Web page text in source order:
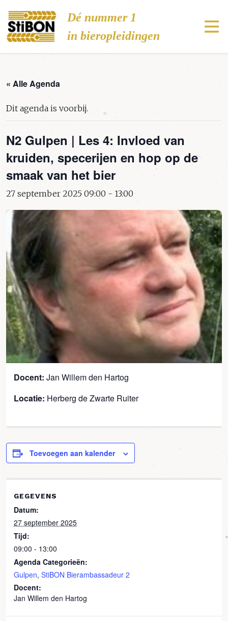
Stibon
Dé nummer 1
in bieropleidingen
« Alle Agenda
Dit agenda is voorbij.
N2 Gulpen | Les 4: Invloed van
kruiden, specerijen en hop op de
smaak van het bier
27 september 2025 09:00 - 13:00
Docent: Jan Willem den Hartog
Locatie: Herberg de Zwarte Ruiter
Toevoegen aan kalender
GEGEVENS
Datum:
27 september 2025
Tijd:
09:00 - 13:00
Agenda Categorieën:
Gulpen, StiBON Bierambassadeur 2
Docent:
Jan Willem den Hartog